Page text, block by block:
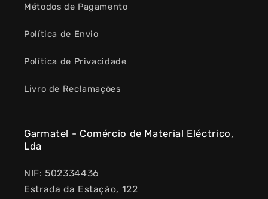
Métodos de Pagamento
Política de Envio
Política de Privacidade
Livro de Reclamações
Garmatel - Comércio de Material Eléctrico,
Lda
NIF: 502334436
Estrada da Estação, 122